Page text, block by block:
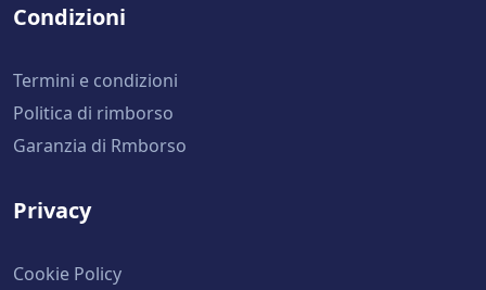
Condizioni
Termini e condizioni
Politica di rimborso
Garanzia di Rmborso
Privacy
Cookie Policy